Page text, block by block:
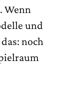
Wenn
und
noch